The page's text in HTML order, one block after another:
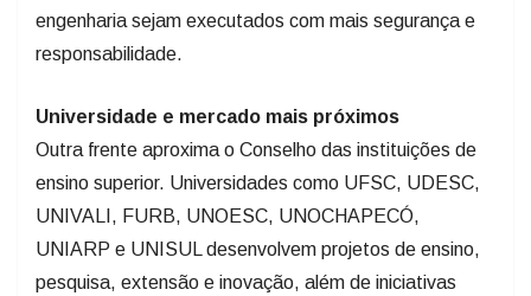
engenharia sejam executados com mais segurança e
responsabilidade.
Universidade e mercado mais próximos
Outra frente aproxima o Conselho das instituições de
ensino superior. Universidades como UFSC, UDESC,
UNIVALI, FURB, UNOESC, UNOCHAPECÓ,
UNIARP e UNISUL desenvolvem projetos de ensino,
pesquisa, extensão e inovação, além de iniciativas